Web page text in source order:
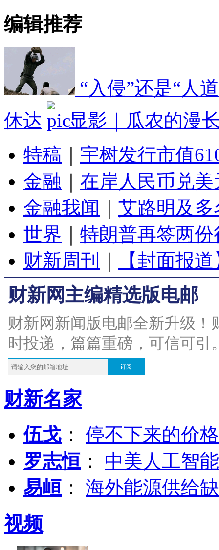
编辑推荐
“入侵”还是“人
休达
显影｜瓜农的漫
特稿
宇树发行市值
金融
在岸人民币兑
金融我闻
艾路明及
世界
特朗普再签两
财新周刊
【封面报
财新网主编精选版电邮
财新网新闻版电邮全新升级
时投递，篇篇重磅，可信可引
订阅
财新名家
伍戈 ： 停不下来的价
罗志恒 ： 中美人工智
易峘 ： 海外能源供给
视频